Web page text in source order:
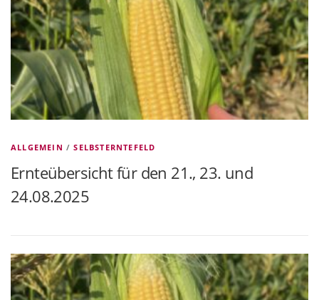
ALLGEMEIN /SELBSTERNTEFELD
Ernteübersicht für den 21., 23. und
24.08.2025